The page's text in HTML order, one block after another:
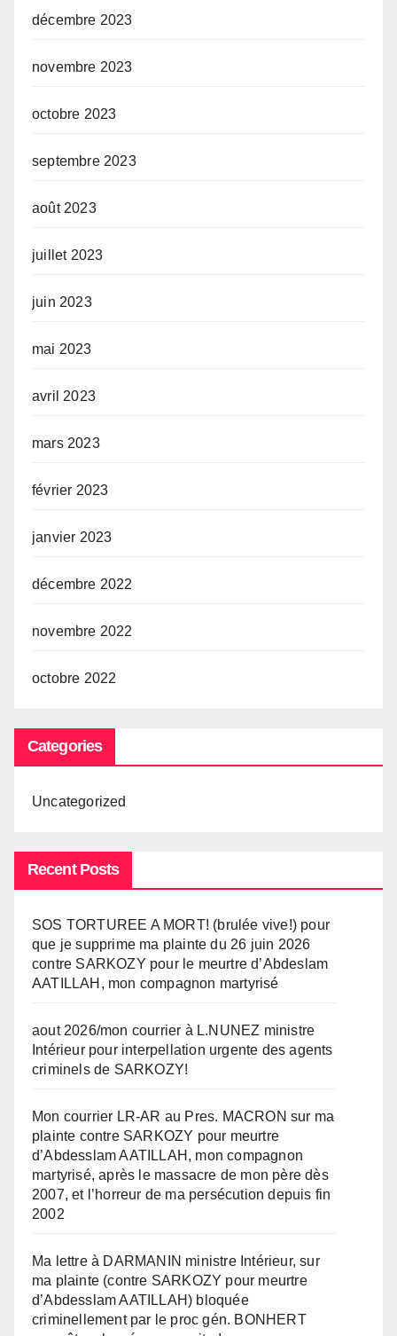
décembre 2023
novembre 2023
octobre 2023
septembre 2023
août 2023
juillet 2023
juin 2023
mai 2023
avril 2023
mars 2023
février 2023
janvier 2023
décembre 2022
novembre 2022
octobre 2022
Categories
Uncategorized
Recent Posts
SOS TORTUREE A MORT! (brulée vive!) pour
que je supprime ma plainte du 26 juin 2026
contre SARKOZY pour le meurtre d’Abdeslam
AATILLAH, mon compagnon martyrisé
aout 2026/mon courrier à L.NUNEZ ministre
Intérieur pour interpellation urgente des agents
criminels de SARKOZY!
Mon courrier LR-AR au Pres. MACRON sur ma
plainte contre SARKOZY pour meurtre
d’Abdesslam AATILLAH, mon compagnon
martyrisé, après le massacre de mon père dès
2007, et l’horreur de ma persécution depuis fin
2002
Ma lettre à DARMANIN ministre Intérieur, sur
ma plainte (contre SARKOZY pour meurtre
d’Abdesslam AATILLAH) bloquée
criminellement par le proc gén. BONHERT